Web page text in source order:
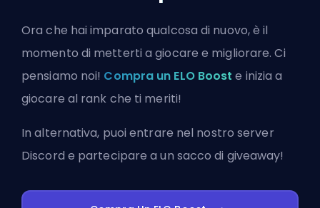
Ora che hai imparato qualcosa di nuovo, è il
momento di metterti a giocare e migliorare. Ci
pensiamo noi! Compra un ELO Boost e inizia a
giocare al rank che ti meriti!
In alternativa, puoientrare nel nostro server
Discord e partecipare a un sacco di giveaway!